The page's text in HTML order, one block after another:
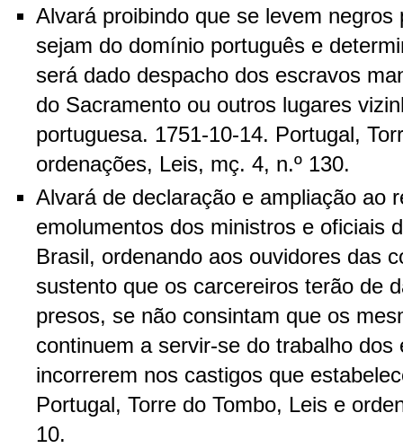
Alvará proibindo que se levem negros
sejam do domínio português e
será dado despacho dos escravos
do Sacramento ou outros lugares
portuguesa. 1751-10-14. Portugal,
ordenações, Leis, mç. 4, n.º 130.
Alvará de declaração e ampliação ao
emolumentos dos ministros e oficiais
Brasil, ordenando aos ouvidores das
sustento que os carcereiros terão de
presos, se não consintam que os
continuem a servir-se do trabalho
incorrerem nos castigos que
Portugal, Torre do Tombo, Leis e
10.